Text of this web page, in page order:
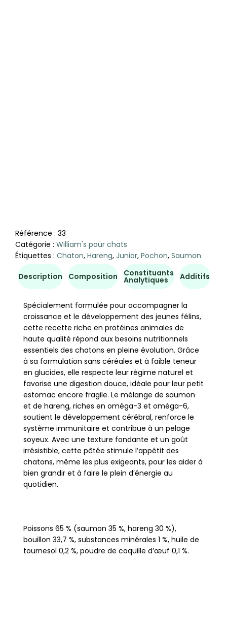
Référence : 33
Catégorie : William's pour chats
Étiquettes : Chaton, Hareng, Junior, Pochon, Saumon
Description Composition Constituants
Analytiques Additifs
Spécialement formulée pour accompagner la
croissance et le développement des jeunes félins,
cette recette riche en protéines animales de
haute qualité répond aux besoins nutritionnels
essentiels des chatons en pleine évolution. Grâce
à sa formulation sans céréales et à faible teneur
en glucides, elle respecte leur régime naturel et
favorise une digestion douce, idéale pour leur petit
estomac encore fragile. Le mélange de saumon
et de hareng, riches en oméga-3 et oméga-6,
soutient le développement cérébral, renforce le
système immunitaire et contribue à un pelage
soyeux. Avec une texture fondante et un goût
irrésistible, cette pâtée stimule l’appétit des
chatons, même les plus exigeants, pour les aider à
bien grandir et à faire le plein d’énergie au
quotidien.
Poissons 65 % (saumon 35 %, hareng 30 %),
bouillon 33,7 %, substances minérales 1 %, huile de
tournesol 0,2 %, poudre de coquille d’œuf 0,1 %.